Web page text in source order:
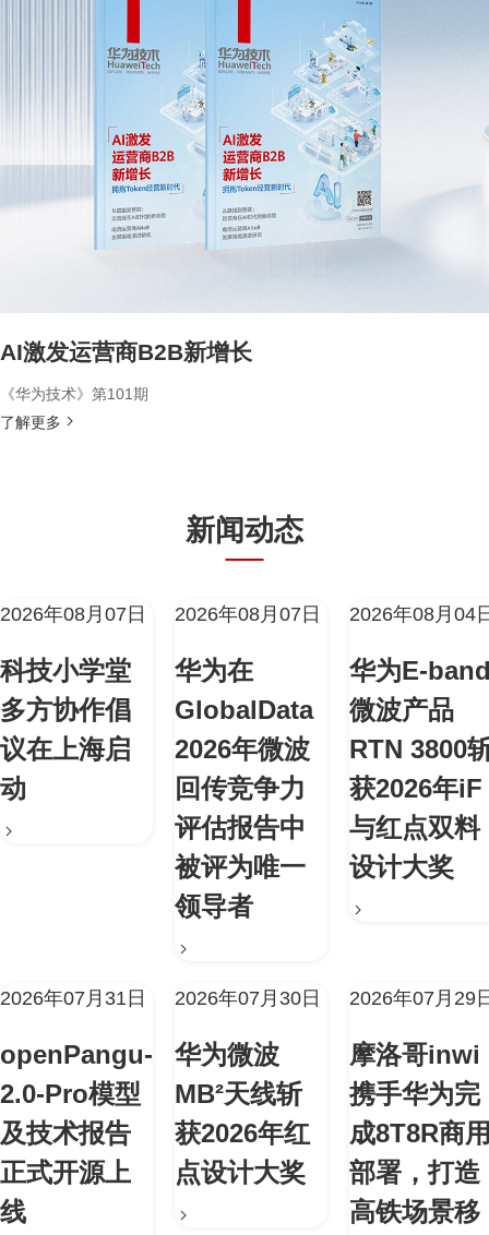
AI激发运营商B2B新增长
《华为技术》第101期
了解更多
新闻动态
2026年08月07日
科技小学堂
多方协作倡
议在上海启
动
2026年08月07日
华为在
GlobalData
2026年微波
回传竞争力
评估报告中
被评为唯一
领导者
2026年08月04
华为E-
微波产品
RTN 3800
获2026年iF
与红点双料
设计大奖
2026年07月31日
openPangu-
2.0-Pro模型
及技术报告
正式开源上
线
2026年07月30日
华为微波
MB²天线斩
获2026年红
点设计大奖
2026年07月29
摩洛哥inwi
携手华为完
成8T8R商
部署，打造
高铁场景移